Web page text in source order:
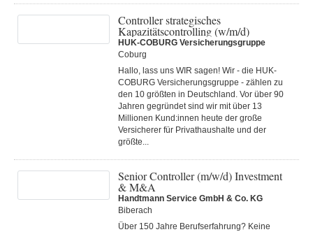
Controller strategisches
Kapazitätscontrolling (w/m/d)
HUK-COBURG Versicherungsgruppe
Coburg
Hallo, lass uns WIR sagen! Wir - die HUK-
COBURG Versicherungsgruppe - zählen zu
den 10 größten in Deutschland. Vor über 90
Jahren gegründet sind wir mit über 13
Millionen Kund:innen heute der große
Versicherer für Privathaushalte und der
größte...
Senior Controller (m/w/d) Investment
& M&A
Handtmann Service GmbH & Co. KG
Biberach
Über 150 Jahre Berufserfahrung? Keine